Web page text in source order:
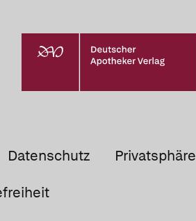
Datenschutz Privatsphäre